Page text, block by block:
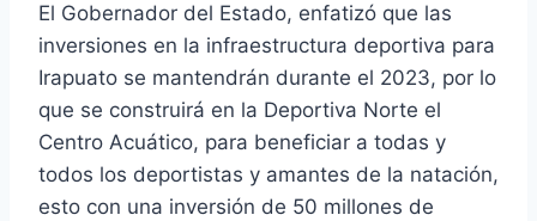
El Gobernador del Estado, enfatizó que las
inversiones en la infraestructura deportiva para
Irapuato se mantendrán durante el 2023, por lo
que se construirá en la Deportiva Norte el
Centro Acuático, para beneficiar a todas y
todos los deportistas y amantes de la natación,
esto con una inversión de 50 millones de